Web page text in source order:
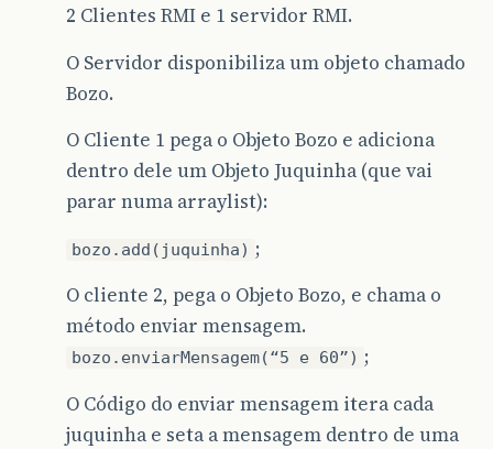
2 Clientes RMI e 1 servidor RMI.
O Servidor disponibiliza um objeto chamado
Bozo.
O Cliente 1 pega o Objeto Bozo e adiciona
dentro dele um Objeto Juquinha (que vai
parar numa arraylist):
bozo.add(juquinha) ;
O cliente 2, pega o Objeto Bozo, e chama o
método enviar mensagem.
bozo.enviarMensagem(“5 e 60”) ;
O Código do enviar mensagem itera cada
juquinha e seta a mensagem dentro de uma